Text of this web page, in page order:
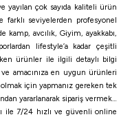
yayılan çok sayıda kaliteli ürün
seviyelerden profesyonel
kamp, avcılık, Giyim, ayakkabı,
lifestyle’a kadar çeşitli
ürünler ile ilgili detaylı bilgi
amacınıza en uygun ürünleri
için yapmanız gereken tek
yararlanarak sipariş vermek…
ile 7/24 hızlı ve güvenli online